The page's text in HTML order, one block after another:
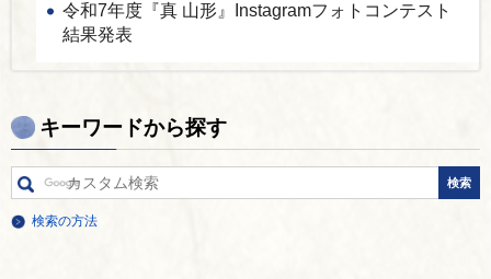
令和7年度『真 山形』Instagramフォトコンテスト
結果発表
キーワードから探す
検索の方法